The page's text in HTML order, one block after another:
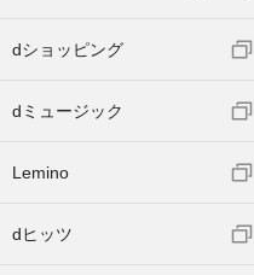
dショッピング
dミュージック
Lemino
dヒッツ